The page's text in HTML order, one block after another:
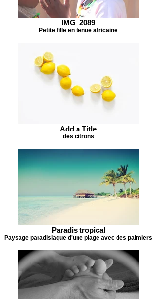
IMG_2089
Petite fille en tenue africaine
Add a Title
des citrons
Paradis tropical
Paysage paradisiaque d'une plage avec des palmiers